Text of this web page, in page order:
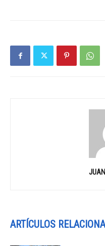
ARTÍCULOS